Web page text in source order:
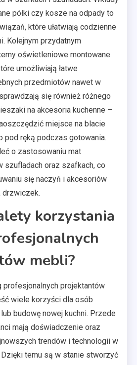
półki czy kosze na odpady to
które ułatwiają codzienne
Kolejnym przydatnym
oświetleniowe montowane
umożliwiają łatwe
przedmiotów nawet w
się również różnego
na akcesoria kuchenne –
miejsce na blacie
pod ręką podczas gotowania.
o zastosowaniu mat
szufladach oraz szafkach, co
się naczyń i akcesoriów
drzwiczek.
korzystania
mebli?
profesjonalnych projektantów
wiele korzyści dla osób
budowę nowej kuchni. Przede
mają doświadczenie oraz
trendów i technologii w
temu są w stanie stworzyć